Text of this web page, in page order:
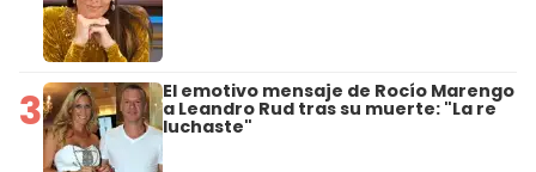
3 El emotivo mensaje de Rocío Marengo
a Leandro Rud tras su muerte: "La re
luchaste"